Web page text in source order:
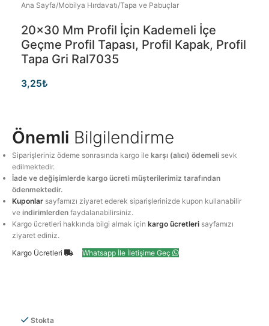
Ana Sayfa/Mobilya Hırdavatı/Tapa ve Pabuçlar
20×30 Mm Profil İçin Kademeli İçe
Geçme Profil Tapası, Profil Kapak, Profil
Tapa Gri Ral7035
3,25₺
Önemli Bilgilendirme
Siparişleriniz ödeme sonrasında kargo ilekarşı (alıcı) ödemeli sevk
edilmektedir.
İade ve değişimlerde kargo ücreti müşterilerimiz tarafından
ödenmektedir.
Kuponlar sayfamızı ziyaret ederek siparişlerinizde kupon kullanabilir
veindirimlerden faydalanabilirsiniz.
Kargo ücretleri hakkında bilgi almak içinkargo ücretleri sayfamızı
ziyaret ediniz.
Kargo Ücretleri
Whatsapp İle İletişime Geç
Stokta